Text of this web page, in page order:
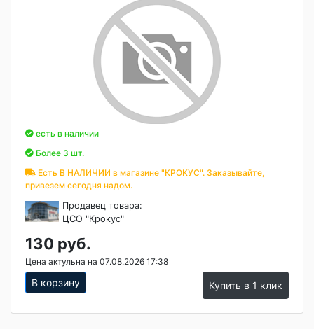
есть в наличии
Более 3 шт.
Есть В НАЛИЧИИ в магазине "КРОКУС". Заказывайте,
привезем сегодня надом.
Продавец товара:
ЦСО "Крокус"
130 руб.
Цена актульна на 07.08.2026 17:38
В корзину Купить в 1 клик